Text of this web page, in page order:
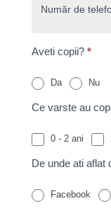
Număr de
Aveti copii? *
Da Nu
Ce varste au
0 - 2 ani
De unde ati aflat
Facebook
blank.